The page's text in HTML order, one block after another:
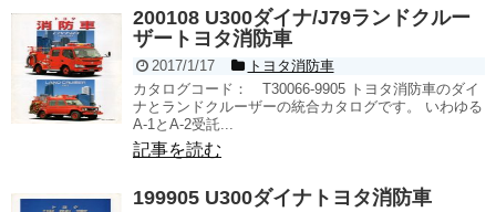
200108 U300ダイナ/J79ランドクルー
ザートヨタ消防車
2017/1/17
トヨタ消防車
カタログコード： T30066-9905 トヨタ消防車のダイ
ナとランドクルーザーの統合カタログです。 いわゆる
A-1とA-2受託...
記事を読む
199905 U300ダイナトヨタ消防車